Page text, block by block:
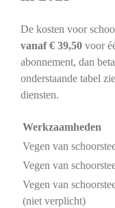
De kosten voor
vanaf € 39,50voor
abonnement, dan
onderstaande tabel
diensten.
Werkzaamheden
Vegen van
Vegen van
Vegen van
(niet verplicht)